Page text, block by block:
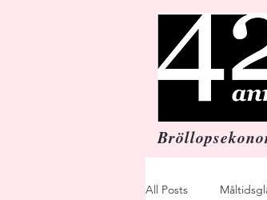
All Posts